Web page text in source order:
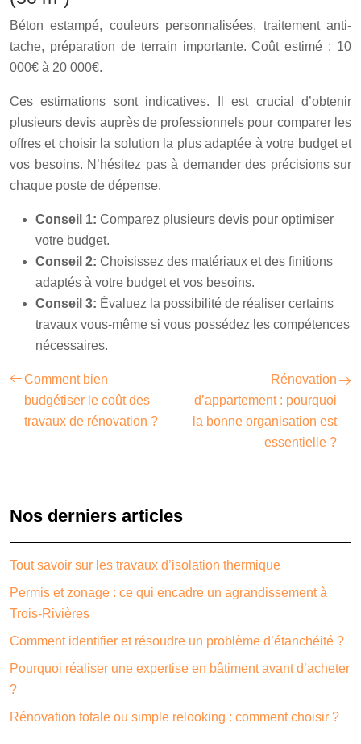
Béton estampé, couleurs personnalisées, traitement anti-
tache, préparation de terrain importante. Coût estimé : 10
000€ à 20 000€.
Ces estimations sont indicatives. Il est crucial d’obtenir
plusieurs devis auprès de professionnels pour comparer les
offres et choisir la solution la plus adaptée à votre budget et
vos besoins. N’hésitez pas à demander des précisions sur
chaque poste de dépense.
Conseil 1: Comparez plusieurs devis pour optimiser
votre budget.
Conseil 2: Choisissez des matériaux et des finitions
adaptés à votre budget et vos besoins.
Conseil 3: Évaluez la possibilité de réaliser certains
travaux vous-même si vous possédez les compétences
nécessaires.
Comment bien
budgétiser le coût des
travaux de rénovation ?
Rénovation
d’appartement : pourquoi
la bonne organisation est
essentielle ?
Nos derniers articles
Tout savoir sur les travaux d’isolation thermique
Permis et zonage : ce qui encadre un agrandissement à
Trois-Rivières
Comment identifier et résoudre un problème d’étanchéité ?
Pourquoi réaliser une expertise en bâtiment avant d’acheter
?
Rénovation totale ou simple relooking : comment choisir ?